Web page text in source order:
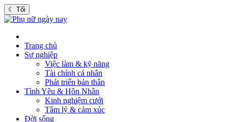
☾ Tối
Trang chủ
Sự nghiệp
Việc làm & kỹ năng
Tài chính cá nhân
Phát triển bản thân
Tình Yêu & Hôn Nhân
Kinh nghiệm cưới
Tâm lý & cảm xúc
Đời sống